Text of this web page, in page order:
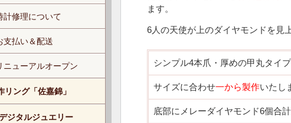
ます。
6人の天使が上のダイヤモンドを見
シンプル4本爪・厚めの甲丸タイプ
サイズに合わせ一から製作いたし
底部にメレーダイヤモンド6個合
計修理について
支払い＆配送
ニューアルオープン
リング「佐嘉錦」
ジタルジュエリー